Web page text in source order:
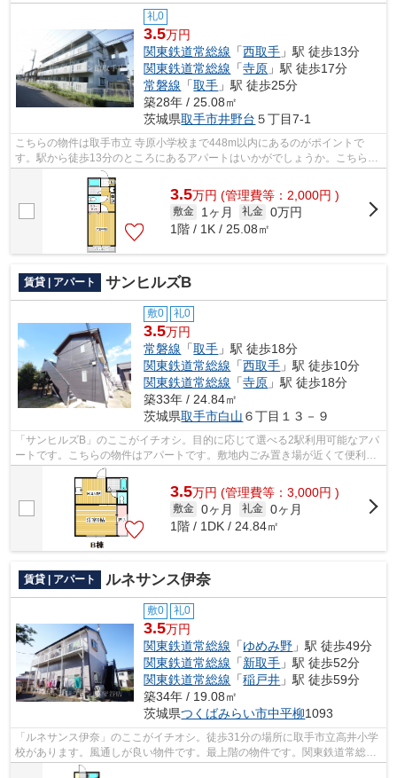
礼0
3.5万円
関東鉄道常総線 「西取手 」駅 徒歩13分
関東鉄道常総線 「寺原 」駅 徒歩17分
常磐線 「取手 」駅 徒歩25分
築28年 / 25.08㎡
茨城県取手市井野台 ５丁目7-1
こちらの物件は取手市立 寺原小学校まで448m以内にあるのがポイントで
す。駅から徒歩13分のところにあるアパートはいかがでしょうか。こちらの
物件はアパートです。取手市での物件探し...
3.5万円 (管理費等：2,000円 )
敷金 1ヶ月 礼金 0万円
1階 / 1K / 25.08㎡
賃貸 | アパート サンヒルズB
敷0 礼0
3.5万円
常磐線 「取手 」駅 徒歩18分
関東鉄道常総線 「西取手 」駅 徒歩10分
関東鉄道常総線 「寺原 」駅 徒歩18分
築33年 / 24.84㎡
茨城県取手市白山 ６丁目１３－９
「サンヒルズB」のここがイチオシ。目的に応じて選べる2駅利用可能なアパ
ートです。こちらの物件はアパートです。敷地内ごみ置き場が近くて便利。
こだわりたい条件などがあれば、0297-...
3.5万円 (管理費等：3,000円 )
敷金 0ヶ月 礼金 0ヶ月
1階 / 1DK / 24.84㎡
賃貸 | アパート ルネサンス伊奈
敷0 礼0
3.5万円
関東鉄道常総線 「ゆめみ野 」駅 徒歩49分
関東鉄道常総線 「新取手 」駅 徒歩52分
関東鉄道常総線 「稲戸井 」駅 徒歩59分
築34年 / 19.08㎡
茨城県つくばみらい市中平柳1093
「ルネサンス伊奈」のここがイチオシ。徒歩31分の場所に取手市立高井小学
校があります。風通しが良い物件です。最上階の物件です。関東鉄道常総線
ゆめみ野をよくご利用されるなら、029...